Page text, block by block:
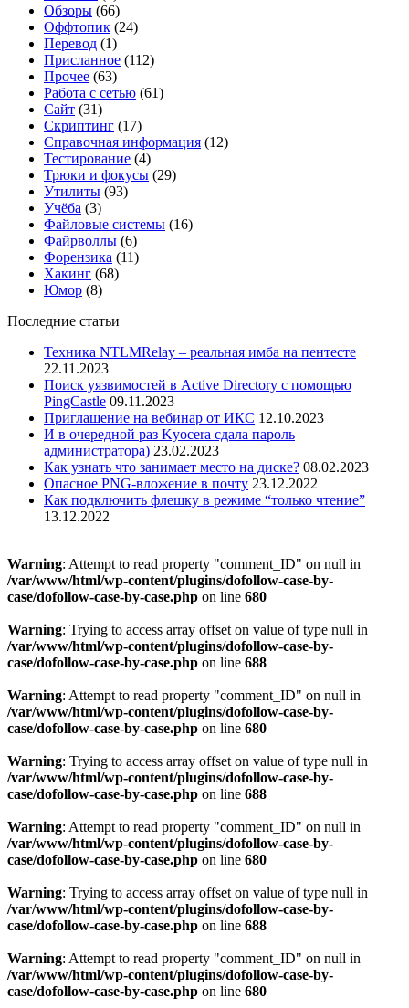
Обзоры (66)
Оффтопик (24)
Перевод (1)
Присланное (112)
Прочее (63)
Работа с сетью (61)
Сайт (31)
Скриптинг (17)
Справочная информация (12)
Тестирование (4)
Трюки и фокусы (29)
Утилиты (93)
Учёба (3)
Файловые системы (16)
Файрволлы (6)
Форензика (11)
Хакинг (68)
Юмор (8)
Последние статьи
Техника NTLMRelay – реальная имба на пентесте
22.11.2023
Поиск уязвимостей в Active Directory с помощью
PingCastle 09.11.2023
Приглашение на вебинар от ИКС 12.10.2023
И в очередной раз Kyocera сдала пароль
администратора) 23.02.2023
Как узнать что занимает место на диске? 08.02.2023
Опасное PNG-вложение в почту 23.12.2022
Как подключить флешку в режиме “только чтение”
13.12.2022
Warning: Attempt to read property "comment_ID" on null in
/var/www/html/wp-content/plugins/dofollow-case-by-
case/dofollow-case-by-case.php on line 680
Warning: Trying to access array offset on value of type null in
/var/www/html/wp-content/plugins/dofollow-case-by-
case/dofollow-case-by-case.php on line 688
Warning: Attempt to read property "comment_ID" on null in
/var/www/html/wp-content/plugins/dofollow-case-by-
case/dofollow-case-by-case.php on line 680
Warning: Trying to access array offset on value of type null in
/var/www/html/wp-content/plugins/dofollow-case-by-
case/dofollow-case-by-case.php on line 688
Warning: Attempt to read property "comment_ID" on null in
/var/www/html/wp-content/plugins/dofollow-case-by-
case/dofollow-case-by-case.php on line 680
Warning: Trying to access array offset on value of type null in
/var/www/html/wp-content/plugins/dofollow-case-by-
case/dofollow-case-by-case.php on line 688
Warning: Attempt to read property "comment_ID" on null in
/var/www/html/wp-content/plugins/dofollow-case-by-
case/dofollow-case-by-case.php on line 680